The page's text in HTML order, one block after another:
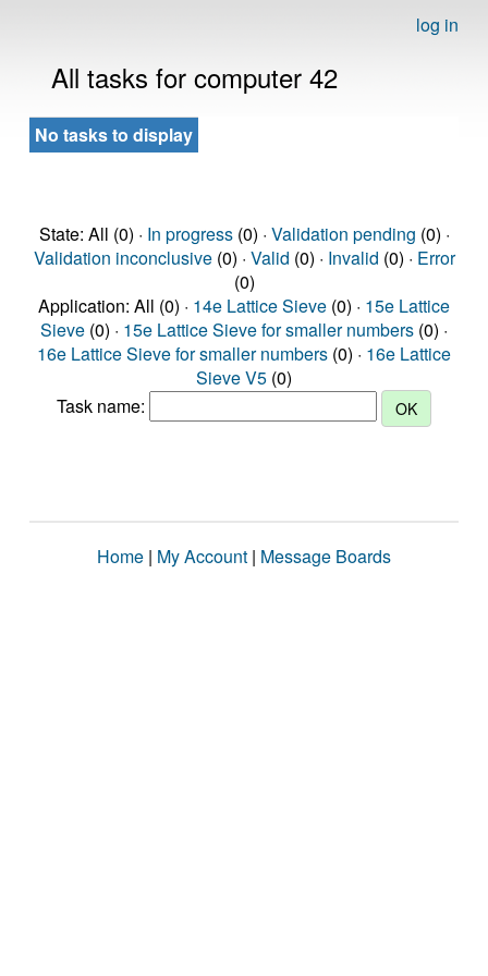
log in
All tasks for computer 42
No tasks to display
State: All (0) · In progress(0) · Validation pending (0) ·
Validation inconclusive(0) · Valid (0) · Invalid (0) · Error
(0)
Application: All (0) · 14e Lattice Sieve (0) · 15e Lattice
Sieve (0) · 15e Lattice Sieve for smaller numbers (0) ·
16e Lattice Sieve for smaller numbers (0) · 16e Lattice
Sieve V5 (0)
Task name:
Home | My Account | Message Boards